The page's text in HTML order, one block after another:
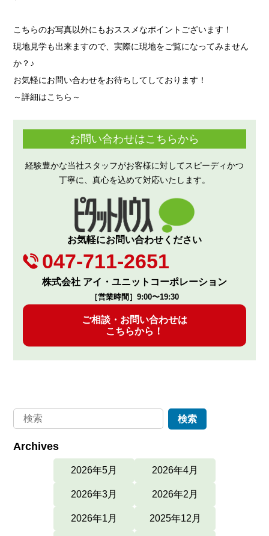
こちらのお写真以外にもおススメなポイントございます！
現地見学も出来ますので、実際に現地をご覧になってみません
か？♪
お気軽にお問い合わせをお待ちしてしております！
～詳細はこちら～
お問い合わせはこちらから
経験豊かな当社スタッフがお客様に対してスピーディかつ
丁寧に、真心を込めて対応いたします。
お気軽にお問い合わせください
047-711-2651
株式会社 アイ・ユニットコーポレーション
［営業時間］9:00〜19:30
ご相談・お問い合わせは
こちらから！
Archives
2026年5月 2026年4月
2026年3月 2026年2月
2026年1月 2025年12月